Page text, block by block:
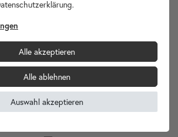
Ihre Vorteile
wohnfreuden.de -
für Waschbecken Unikate!
.
Alle akzeptieren
Alle ablehnen
Auswahl akzeptieren